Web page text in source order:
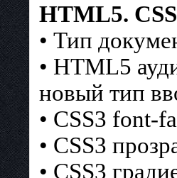
HTML5.
• Тип
• HTML5
новый тип
• CSS3 font-
• CSS3
• CSS3